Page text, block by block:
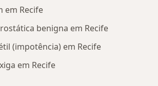
em Recife
benigna em Recife
(impotência) em Recife
em Recife